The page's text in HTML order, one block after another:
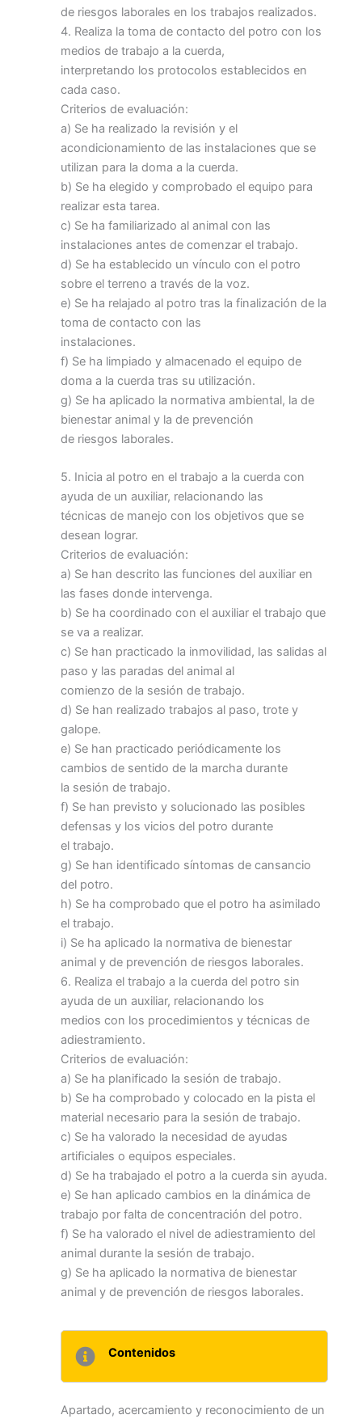
de riesgos laborales en los trabajos realizados.
4. Realiza la toma de contacto del potro con los
medios de trabajo a la cuerda,
interpretando los protocolos establecidos en
cada caso.
Criterios de evaluación:
a) Se ha realizado la revisión y el
acondicionamiento de las instalaciones que se
utilizan para la doma a la cuerda.
b) Se ha elegido y comprobado el equipo para
realizar esta tarea.
c) Se ha familiarizado al animal con las
instalaciones antes de comenzar el trabajo.
d) Se ha establecido un vínculo con el potro
sobre el terreno a través de la voz.
e) Se ha relajado al potro tras la finalización de la
toma de contacto con las
instalaciones.
f) Se ha limpiado y almacenado el equipo de
doma a la cuerda tras su utilización.
g) Se ha aplicado la normativa ambiental, la de
bienestar animal y la de prevención
de riesgos laborales.
5. Inicia al potro en el trabajo a la cuerda con
ayuda de un auxiliar, relacionando las
técnicas de manejo con los objetivos que se
desean lograr.
Criterios de evaluación:
a) Se han descrito las funciones del auxiliar en
las fases donde intervenga.
b) Se ha coordinado con el auxiliar el trabajo que
se va a realizar.
c) Se han practicado la inmovilidad, las salidas al
paso y las paradas del animal al
comienzo de la sesión de trabajo.
d) Se han realizado trabajos al paso, trote y
galope.
e) Se han practicado periódicamente los
cambios de sentido de la marcha durante
la sesión de trabajo.
f) Se han previsto y solucionado las posibles
defensas y los vicios del potro durante
el trabajo.
g) Se han identificado síntomas de cansancio
del potro.
h) Se ha comprobado que el potro ha asimilado
el trabajo.
i) Se ha aplicado la normativa de bienestar
animal y de prevención de riesgos laborales.
6. Realiza el trabajo a la cuerda del potro sin
ayuda de un auxiliar, relacionando los
medios con los procedimientos y técnicas de
adiestramiento.
Criterios de evaluación:
a) Se ha planificado la sesión de trabajo.
b) Se ha comprobado y colocado en la pista el
material necesario para la sesión de trabajo.
c) Se ha valorado la necesidad de ayudas
artificiales o equipos especiales.
d) Se ha trabajado el potro a la cuerda sin ayuda.
e) Se han aplicado cambios en la dinámica de
trabajo por falta de concentración del potro.
f) Se ha valorado el nivel de adiestramiento del
animal durante la sesión de trabajo.
g) Se ha aplicado la normativa de bienestar
animal y de prevención de riesgos laborales.
Contenidos
Apartado, acercamiento y reconocimiento de un